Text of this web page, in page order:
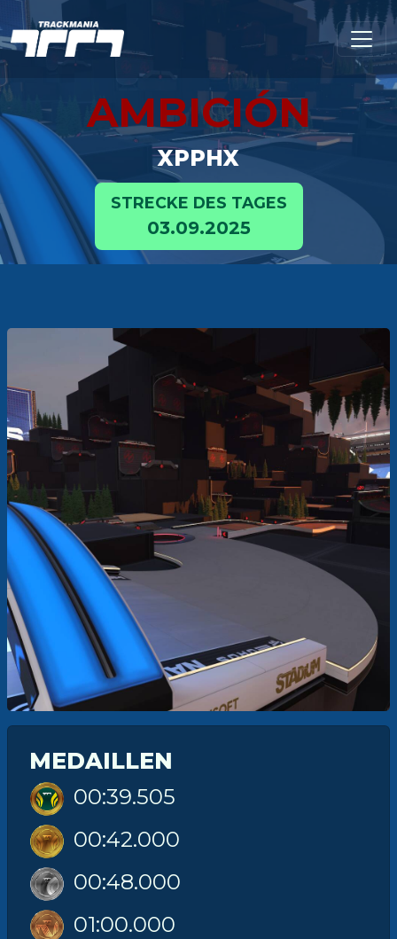
AMBICIÓN
XPPHX
STRECKE DES TAGES
03.09.2025
MEDAILLEN
00:39.505
00:42.000
00:48.000
01:00.000